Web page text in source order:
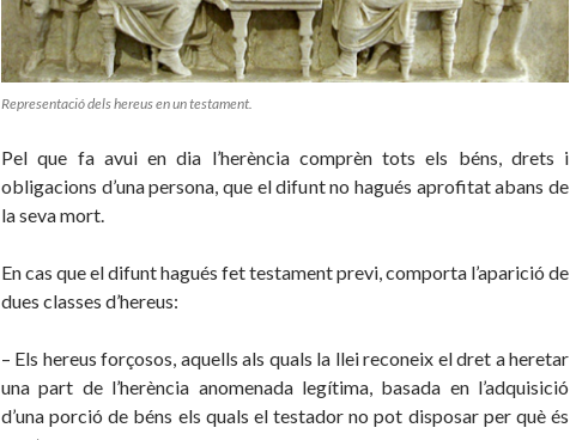
Representació dels hereus en un testament.
Pel que fa avui en dia l’herència comprèn tots els béns, drets i
obligacions d’una persona, que el difunt no hagués aprofitat abans de
la seva mort.
En cas que el difunt hagués fet testament previ, comporta l’aparició de
dues classes d’hereus:
– Els hereus forçosos, aquells als quals la llei reconeix el dret a heretar
una part de l’herència anomenada legítima, basada en l’adquisició
d’una porció de béns els quals el testador no pot disposar per què és